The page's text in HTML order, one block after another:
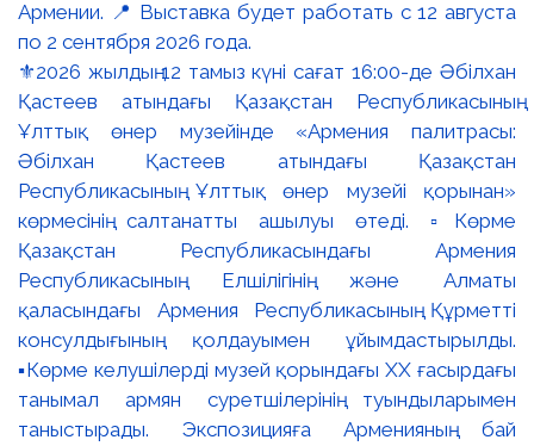
⚜️2026 жылдың 12 тамыз күні сағат 16:00-де Әбілхан
Қастеев атындағы Қазақстан Республикасының
Ұлттық өнер музейінде «Армения палитрасы:
Әбілхан Қастеев атындағы Қазақстан
Республикасының Ұлттық өнер музейі қорынан»
көрмесінің салтанатты ашылуы өтеді. ▫️Көрме
Қазақстан Республикасындағы Армения
Республикасының Елшілігінің және Алматы
қаласындағы Армения Республикасының Құрметті
консулдығының қолдауымен ұйымдастырылды.
▪️Көрме келушілерді музей қорындағы ХХ ғасырдағы
танымал армян суретшілерінің туындыларымен
таныстырады. Экспозицияға Арменияның бай